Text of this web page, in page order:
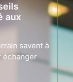
aux
savent à
échanger